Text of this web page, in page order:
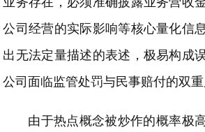
公司经营的实际影响等核心量化信
出无法定量描述的表述，极易构成
公司面临监管处罚与民事赔付的双重
由于热点概念被炒作的概率极